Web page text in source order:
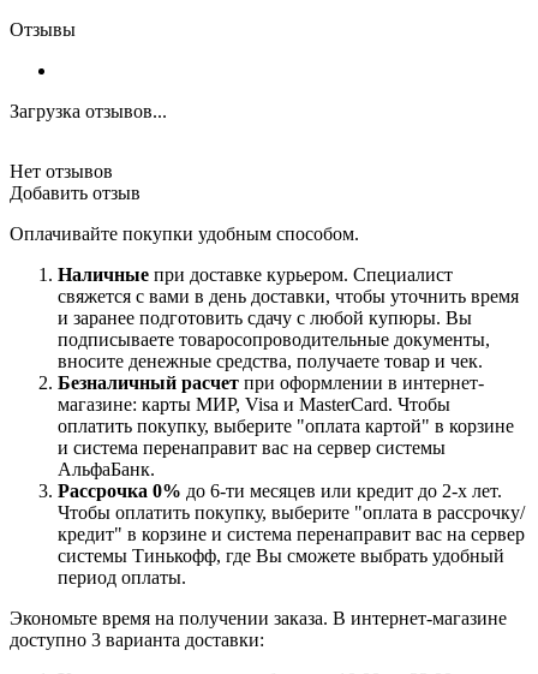
Отзывы
Загрузка отзывов...
Нет отзывов
Добавить отзыв
Оплачивайте покупки удобным способом.
Наличные при доставке курьером. Специалист
свяжется с вами в день доставки, чтобы уточнить время
и заранее подготовить сдачу с любой купюры. Вы
подписываете товаросопроводительные документы,
вносите денежные средства, получаете товар и чек.
Безналичный расчет при оформлении в интернет-
магазине: карты МИР, Visa и MasterCard. Чтобы
оплатить покупку, выберите "оплата картой" в корзине
и система перенаправит вас на сервер системы
АльфаБанк.
Рассрочка 0% до 6-ти месяцев или кредит до 2-х лет.
Чтобы оплатить покупку, выберите "оплата в рассрочку/
кредит" в корзине и система перенаправит вас на сервер
системы Тинькофф, где Вы сможете выбрать удобный
период оплаты.
Экономьте время на получении заказа. В интернет-магазине
доступно 3 варианта доставки: